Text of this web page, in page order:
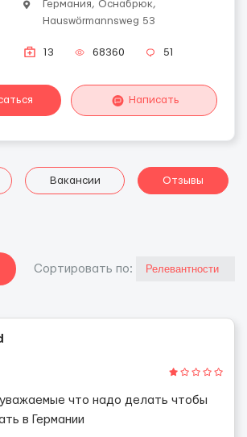
Германия, Оснабрюк,
Hauswörmannsweg 53
13 68360 51
Написать
Вакансии Отзывы
Cортировать по:
что надо делать чтобы
в Германии